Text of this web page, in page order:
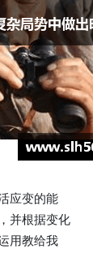
应变的能
并根据变化
用教给我